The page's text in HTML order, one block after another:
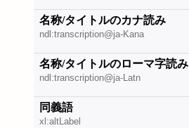
名称/タイトルのカナ読み
ndl:transcription@ja-Kana
名称/タイトルのローマ字読み
ndl:transcription@ja-Latn
同義語
xl:altLabel